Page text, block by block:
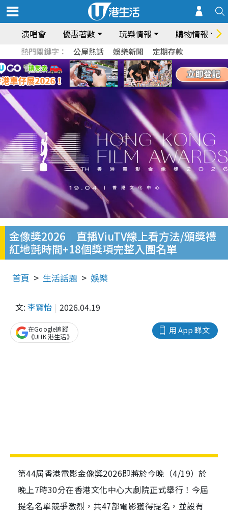
演唱會 優惠著數 玩樂情報 購物情報
熱門關鍵字： 公屋熱話 娛樂新聞 定期存款
金像獎2026｜直播ViuTV線上看方法/頒獎禮
紅地氈時間+18個獎項完整入圍名單
首頁 生活話題 娛樂
文: 李寶怡 2026.04.19
用 App 睇文
在Google追蹤
《UHK 港生活》
第44屆香港電影金像獎2026即將於今晚（4/19）於
晚上7時30分在香港文化中心大劇院正式舉行！今屆
提名名單競爭激烈，共47部電影獲得提名，並設有